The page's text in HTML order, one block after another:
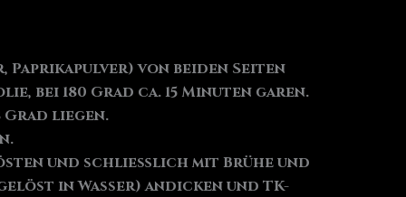
von beiden Seiten
bei 180 Grad ca. 15 Minuten garen.
Grad liegen.
und schließlich mit Brühe und
in Wasser) andicken und TK-